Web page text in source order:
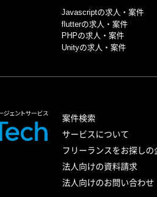
Javascriptの求人・案件
flutterの求人・案件
PHPの求人・案件
Unityの求人・案件
案件検索
サービスについて
フリーランスをお探しの
法人向けの資料請求
法人向けのお問い合わせ